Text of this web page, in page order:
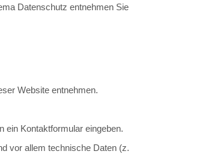
Datenschutz entnehmen Sie
Website entnehmen.
ein Kontaktformular eingeben.
vor allem technische Daten (z.